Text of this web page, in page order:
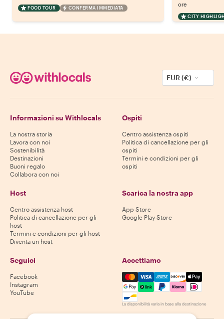
FOOD TOUR CONFERMA IMMEDIATA
ore
CITY
EUR (€)
Informazioni su Withlocals
La nostra storia
Lavora con noi
Sostenibilità
Destinazioni
Buoni regalo
Collabora con noi
Ospiti
Centro assistenza ospiti
Politica di cancellazione per gli
ospiti
Termini e condizioni per gli
ospiti
Host
Centro assistenza host
Politica di cancellazione per gli
host
Termini e condizioni per gli host
Diventa un host
Scarica la nostra app
App Store
Google Play Store
Seguici
Facebook
Instagram
YouTube
Accettiamo
Mastercard, Visa, Amex,
La disponibilità varia in base alla destinazione